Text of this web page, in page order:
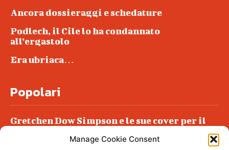
Manage Cookie Consent
Ancora dossieraggi e schedature
Podlech, il Cile lo ha condannato
all’ergastolo
Era ubriaca…
Popolari
Gretchen Dow Simpson e le sue cover per il